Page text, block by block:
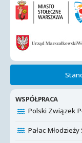
WSPÓŁPRACA
Polski Związek
Pałac